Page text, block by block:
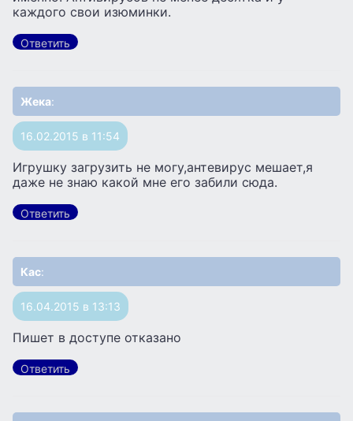
каждого свои изюминки.
Ответить
Жека:
16.02.2015 в 11:54
Игрушку загрузить не могу,антевирус мешает,я
даже не знаю какой мне его забили сюда.
Ответить
Кас:
16.04.2015 в 13:13
Пишет в доступе отказано
Ответить